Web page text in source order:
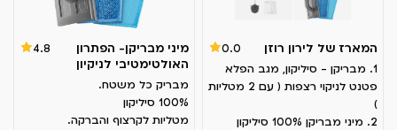
המארז של לירון רוזן
0.0
1. מבריקן - סיליקון, מגב הפלא
פטנט לניקוי רצפות ( עם 2 מטליות
)
2. מיני מבריקן 100% סיליקון
מיני מבריקן- הפתרון
האולטימטיבי לניקיון
4.8
מבריק כל משטח.
100% סיליקון
מטליות לקרצוף והברקה.